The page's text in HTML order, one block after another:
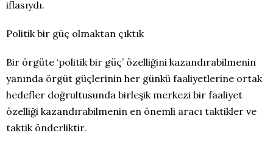
iflasıydı.
Politik bir güç olmaktan çıktık
Bir örgüte ‘politik bir güç’ özelliğini kazandırabilmenin
yanında örgüt güçlerinin her günkü faaliyetlerine ortak
hedefler doğrultusunda birleşik merkezi bir faaliyet
özelliği kazandırabilmenin en önemli aracı taktikler ve
taktik önderliktir.